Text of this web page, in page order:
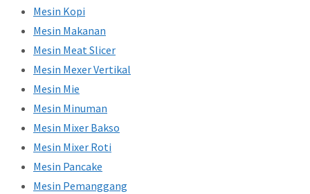
Mesin Kopi
Mesin Makanan
Mesin Meat Slicer
Mesin Mexer Vertikal
Mesin Mie
Mesin Minuman
Mesin Mixer Bakso
Mesin Mixer Roti
Mesin Pancake
Mesin Pemanggang